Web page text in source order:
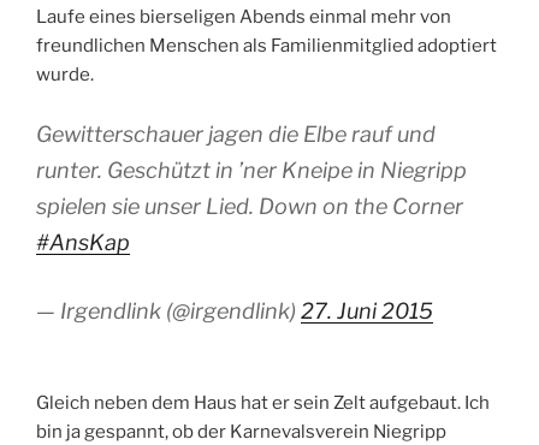
Laufe eines bierseligen Abends einmal mehr von
freundlichen Menschen als Familienmitglied adoptiert
wurde.
Gewitterschauer jagen die Elbe rauf und
runter. Geschützt in ’ner Kneipe in Niegripp
spielen sie unser Lied. Down on the Corner
#AnsKap
— Irgendlink (@irgendlink) 27. Juni 2015
Gleich neben dem Haus hat er sein Zelt aufgebaut. Ich
bin ja gespannt, ob der Karnevalsverein Niegripp